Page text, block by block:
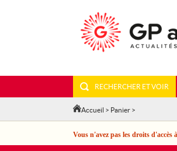
RECHERCHER ET VOIR
Accueil > Panier >
Vous n'avez pas les droits d'accès